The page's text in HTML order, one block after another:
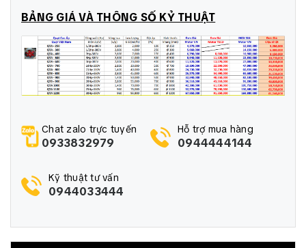
BẢNG GIÁ VÀ THÔNG SỐ KỶ THUẬT
Chat zalo trực tuyến
0933832979
Hỗ trợ mua hàng
0944444144
Kỹ thuật tư vấn
0944033444